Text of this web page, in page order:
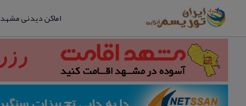
اماکن دیدنی مشهد